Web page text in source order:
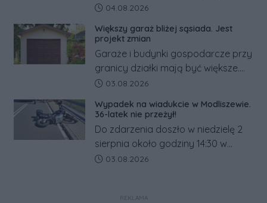
rosyjskim zagrożeniu rząd
alarmowych, alertów RCB i aplikacji
w jeden system.
Data dodania artykułu:
04.08.2026
Większy garaż bliżej sąsiada. Jest
projekt zmian
Garaże i budynki gospodarcze przy
granicy działki mają być większe.
Projekt zaostrza też zasady
ogrodzeń.
Data dodania artykułu:
03.08.2026
Wypadek na wiadukcie w Modliszewie.
36-latek nie przeżył!
Do zdarzenia doszło w niedzielę 2
sierpnia około godziny 14:30 w
Modliszewie.
Data dodania artykułu:
03.08.2026
REKLAMA